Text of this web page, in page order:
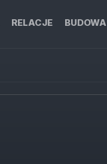
RELACJE BUDOWA